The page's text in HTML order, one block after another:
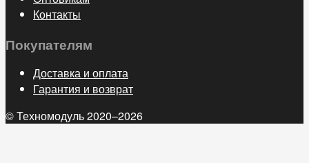
Контакты
Покупателям
Доставка и оплата
Гарантия и возврат
© Техномодуль 2020–2026